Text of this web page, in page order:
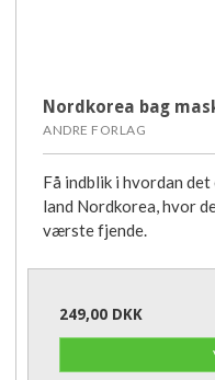
Nordkorea bag
ANDRE FORLAG
Få indblik i hvordan
land Nordkorea, hvor
værste fjende.
249,00 DKK